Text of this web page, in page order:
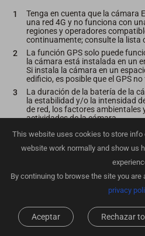
Tenga en cuenta que la cámara
una red 4G y no funciona con
regiones y operadores
continuamente; consulte la lista
La función GPS solo puede
la cámara está instalada en un
Si instala la cámara en un
edificio, es posible que el GPS
La duración de la batería de la
la estabilidad y/o la intensidad
de red, los factores ambientales
actividades de la cámara.
El panel solar no está incluido
EB8 4G soporta la conexión
de EZVIZ con puertos de carga
compatibilidad antes de realizar
Las tarjetas de almacenamiento
separado. El servicio de
disponible en determinados
disponibilidad antes de realizar
La luz del foco no parpadeará
Visión Nocturna a Color.
This website uses cookies to store info
website work normally and show us
By continuing to browse the site you are
privacy
Rechazar
Aceptar